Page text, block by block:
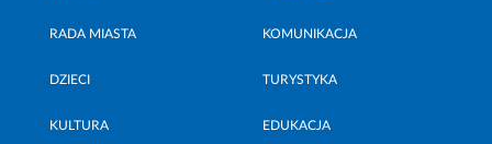
RADA MIASTA KOMUNIKACJA
DZIECI TURYSTYKA
KULTURA EDUKACJA